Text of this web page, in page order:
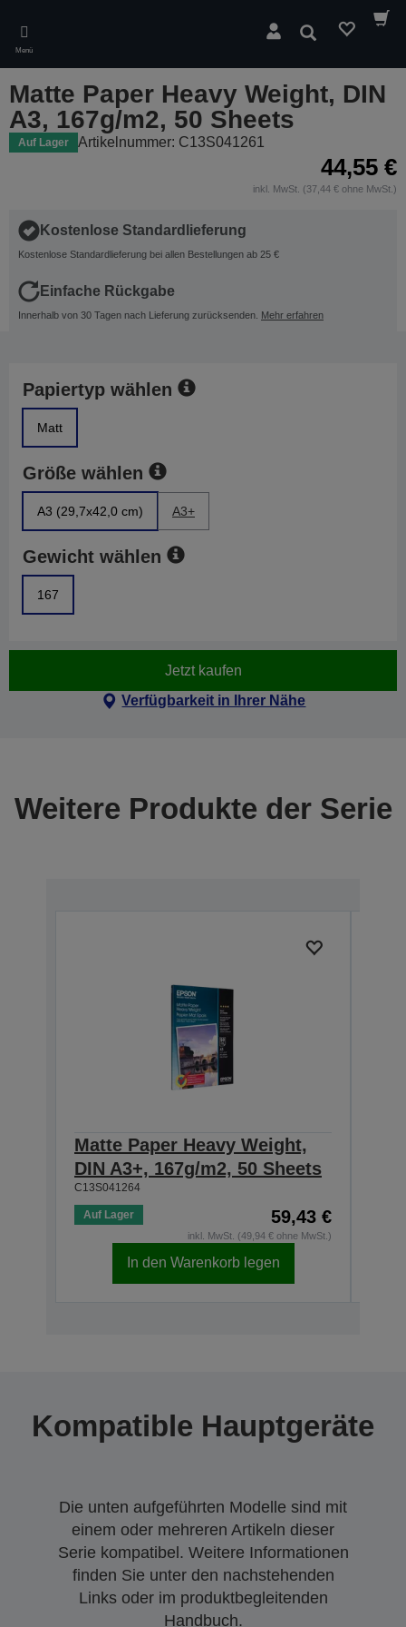
main
content
Menü
Suchen
Matte Paper Heavy Weight, DIN
A3, 167g/m2, 50 Sheets
Auf Lager Artikelnummer: C13S041261
44,55 €
inkl. MwSt. (37,44 € ohne MwSt.)
Kostenlose Standardlieferung
Kostenlose Standardlieferung bei allen Bestellungen ab 25 €
Einfache Rückgabe
Innerhalb von 30 Tagen nach Lieferung zurücksenden. Mehr erfahren
Papiertyp wählen
Matt
Größe wählen
A3 (29,7x42,0 cm) A3+
Gewicht wählen
167
Jetzt kaufen
Verfügbarkeit in Ihrer Nähe
Weitere Produkte der Serie
Matte Paper Heavy Weight,
DIN A3+, 167g/m2, 50 Sheets
C13S041264
Auf Lager 59,43 €
inkl. MwSt. (49,94 € ohne MwSt.)
In den Warenkorb legen
Kompatible Hauptgeräte
Die unten aufgeführten Modelle sind mit
einem oder mehreren Artikeln dieser
Serie kompatibel. Weitere Informationen
finden Sie unter den nachstehenden
Links oder im produktbegleitenden
Handbuch.